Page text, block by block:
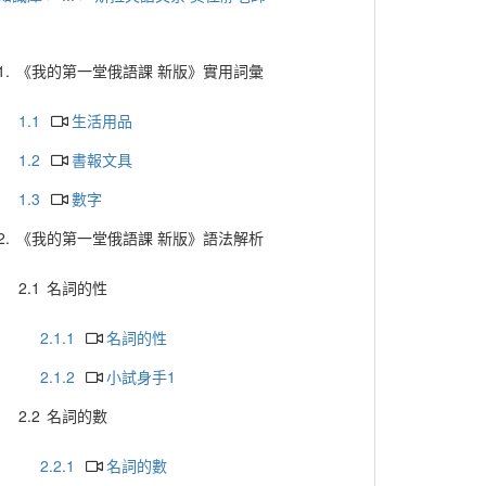
《我的第一堂俄語課 新版》實用詞彙
1.1
生活用品
1.2
書報文具
1.3
數字
《我的第一堂俄語課 新版》語法解析
2.1 名詞的性
2.1.1
名詞的性
2.1.2
小試身手1
2.2 名詞的數
2.2.1
名詞的數